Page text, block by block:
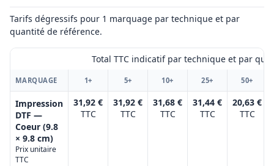
Tarifs dégressifs pour 1 marquage par technique et par
quantité de référence.
Total TTC indicatif par technique et par
MARQUAGE 1+ 5+ 10+ 25+ 50+
Impression
DTF —
Coeur (9.8
× 9.8 cm)
Prix unitaire
TTC
31,92 €
TTC
31,92 €
TTC
31,68 €
TTC
31,44 €
TTC
20,63 €
TTC